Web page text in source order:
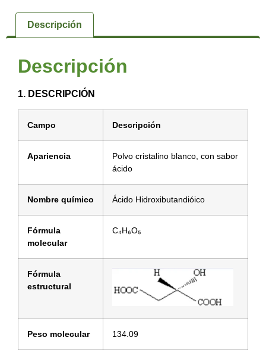
Descripción
Descripción
1. DESCRIPCIÓN
Campo Descripción
Apariencia
Polvo cristalino blanco, con sabor
ácido
Nombre químico Ácido Hidroxibutandióico
Fórmula
molecular
C₄H₆O₅
Fórmula
estructural
Peso molecular 134.09